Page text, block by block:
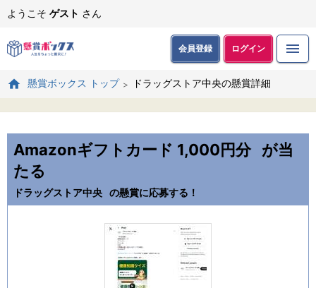
ようこそ ゲスト さん
会員登録 ログイン
懸賞ボックス トップ ドラッグストア中央の懸賞詳細
Amazonギフトカード 1,000円分 が当
たる
ドラッグストア中央 の懸賞に応募する！